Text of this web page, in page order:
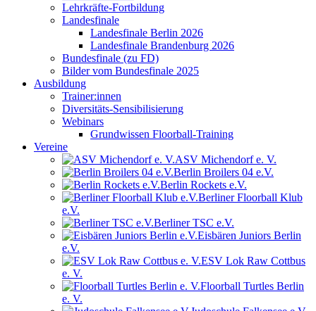
Lehrkräfte-Fortbildung
Landesfinale
Landesfinale Berlin 2026
Landesfinale Brandenburg 2026
Bundesfinale (zu FD)
Bilder vom Bundesfinale 2025
Ausbildung
Trainer:innen
Diversitäts-Sensibilisierung
Webinars
Grundwissen Floorball-Training
Vereine
ASV Michendorf e. V.
Berlin Broilers 04 e.V.
Berlin Rockets e.V.
Berliner Floorball Klub
e.V.
Berliner TSC e.V.
Eisbären Juniors Berlin
e.V.
ESV Lok Raw Cottbus
e. V.
Floorball Turtles Berlin
e. V.